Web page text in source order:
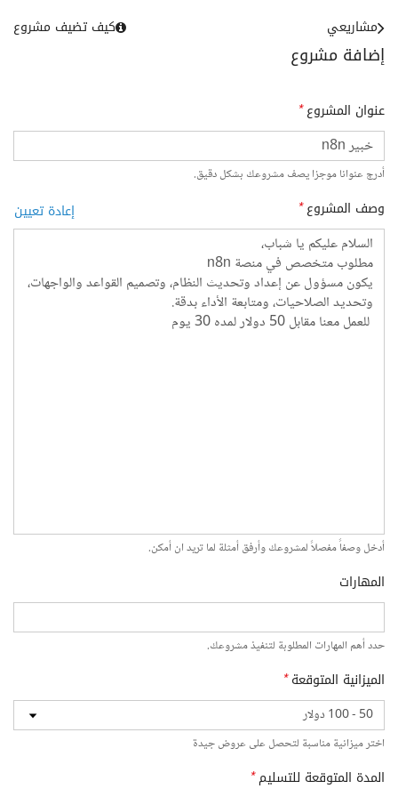
إضافة مشروع
مشاريعي كيف تضيف مشروع
عنوان المشروع*
أدرج عنوانا موجزا يصف مشروعك بشكل دقيق.
وصف المشروع* إعادة تعيين
أدخل وصفاً مفصلاً لمشروعك وأرفق أمثلة لما تريد ان أمكن.
المهارات
حدد أهم المهارات المطلوبة لتنفيذ مشروعك.
الميزانية المتوقعة*
اختر ميزانية مناسبة لتحصل على عروض جيدة
المدة المتوقعة للتسليم*